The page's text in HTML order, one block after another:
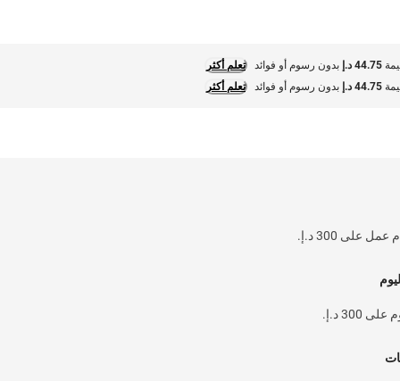
44.75 د.إ بدون رسوم أو فوائد
تعلم أكثر
44.75 د.إ بدون رسوم أو فوائد تعلم أكثر
د.إ.